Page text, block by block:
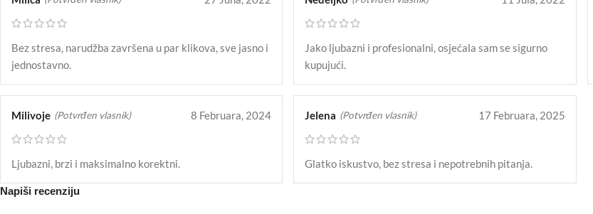
Bez stresa, narudžba završena u par klikova, sve jasno i
jednostavno.
Jako ljubazni i profesionalni, osjećala sam se sigurno
kupujući.
Milivoje (Potvrđen vlasnik) 8 Februara, 2024
Ljubazni, brzi i maksimalno korektni.
Jelena (Potvrđen vlasnik) 17 Februara, 2025
Glatko iskustvo, bez stresa i nepotrebnih pitanja.
Napiši recenziju